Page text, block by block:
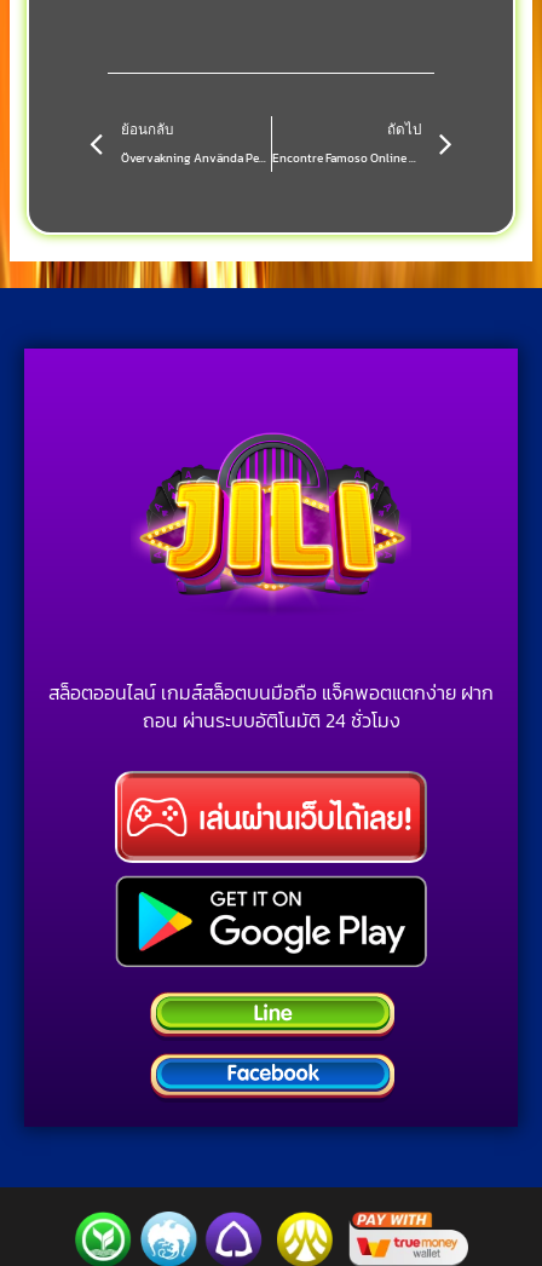
Prev
ย้อนกลับ
Övervakning Använda Personliga Verktyg . Sweden Play & Earn
ถัดไป
Encontre Famoso Online Blackjack _ BR Try It Now
สล็อตออนไลน์ เกมส์สล็อตบนมือถือ แจ็คพอตแตกง่าย ฝาก
ถอน ผ่านระบบอัติโนมัติ 24 ชั่วโมง